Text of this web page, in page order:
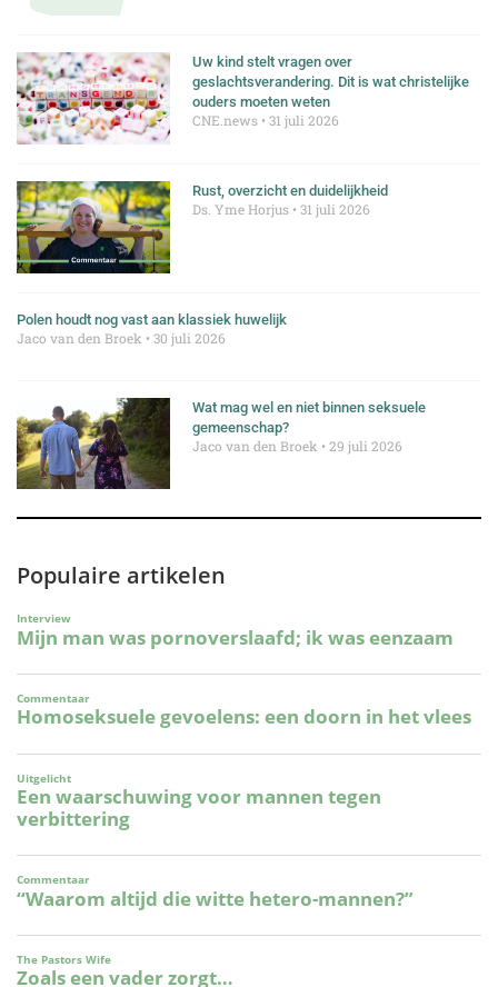
Uw kind stelt vragen over
geslachtsverandering. Dit is wat christelijke
ouders moeten weten
CNE.news 31 juli 2026
Rust, overzicht en duidelijkheid
Ds. Yme Horjus 31 juli 2026
Polen houdt nog vast aan klassiek huwelijk
Jaco van den Broek 30 juli 2026
Wat mag wel en niet binnen seksuele
gemeenschap?
Jaco van den Broek 29 juli 2026
Populaire artikelen